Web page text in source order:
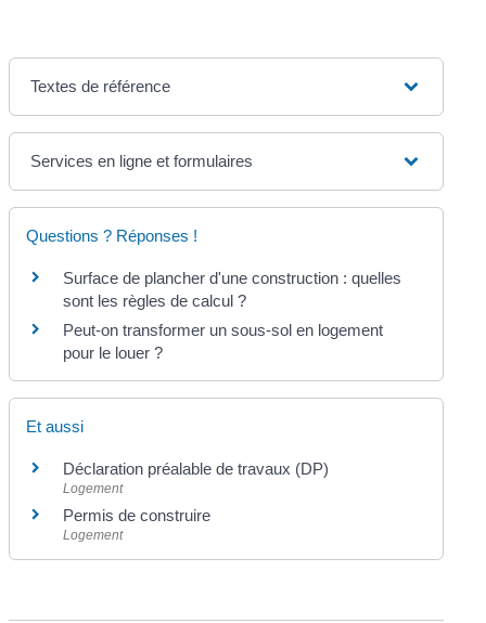
Textes de référence
Services en ligne et formulaires
Questions ? Réponses !
Surface de plancher d'une construction : quelles
sont les règles de calcul ?
Peut-on transformer un sous-sol en logement
pour le louer ?
Et aussi
Déclaration préalable de travaux (DP)
Logement
Permis de construire
Logement